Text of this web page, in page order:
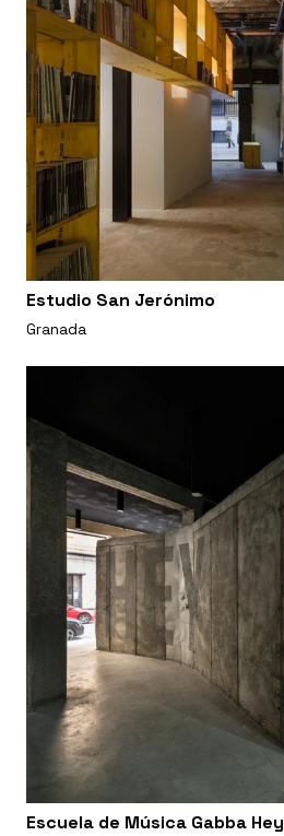
Estudio San Jerónimo
Granada
Escuela de Música Gabba Hey